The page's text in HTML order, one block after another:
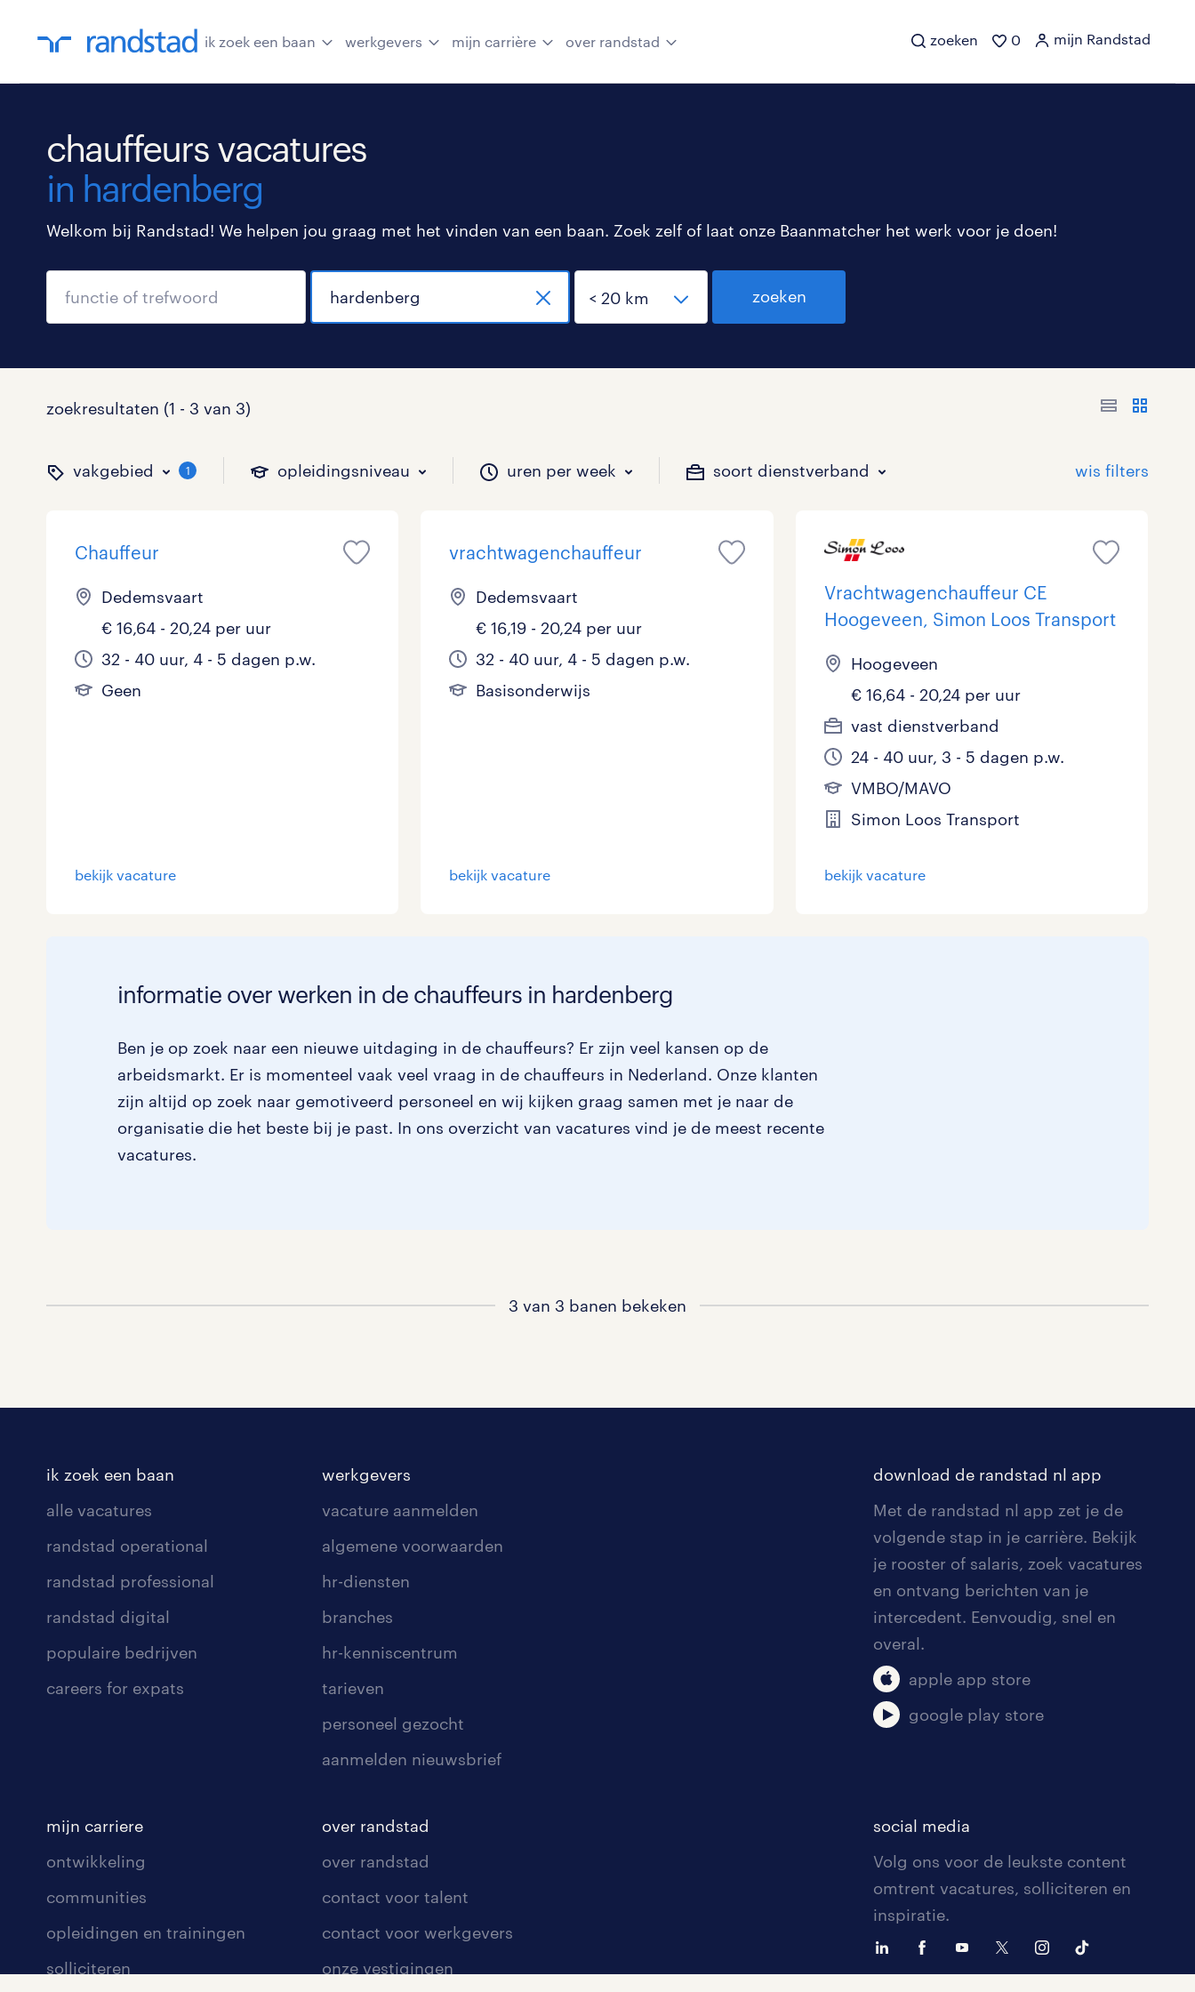
ik zoek een baan werkgevers mijn carrière over randstad zoeken 0 mijn Randstad
chauffeurs vacatures
in hardenberg
Welkom bij Randstad! We helpen jou graag met het vinden van een baan. Zoek zelf of laat onze Baanmatcher het werk voor je doen!
zoeken
zoekresultaten (1 - 3 van 3)
vakgebied 1 opleidingsniveau uren per week soort dienstverband
binnen welk vakgebied wil je werken?
Administratief Beveiliging Bouw
Callcenter / Contactcenter Chauffeurs Commercieel / Verkoop
Horeca / Catering
Juridisch
Marketing & Communicatie
Webcare Zorg / Verpleging
toon 3 resultaten
op welk niveau zoek je vacatures?
Basisonderwijs 1 Geen 1 HAVO/VWO
HBO LBO, MAVO, VMBO 0
Ondersteunend onderwijs 0
toon 3 resultaten
hoeveel uren per week wil je werken?
0 - 8 uur 0 9 - 16 uur 0 17 - 24 uur
25 - 32 uur 33 - 36 uur 0 37 - 40+ uur 0
welk soort dienstverband zou jij willen?
Detachering 0 Tijdelijk 2 Tijdelijk met uitzicht op vast
Vast
Chauffeur
Dedemsvaart
€ 16,64 - 20,24 per uur
32 - 40 uur, 4 - 5 dagen p.w.
Geen
bekijk vacature
vrachtwagenchauffeur
Dedemsvaart
€ 16,19 - 20,24 per uur
32 - 40 uur, 4 - 5 dagen p.w.
Basisonderwijs
bekijk vacature
Vrachtwagenchauffeur CE
Hoogeveen, Simon Loos Transport
Hoogeveen
€ 16,64 - 20,24 per uur
vast dienstverband
24 - 40 uur, 3 - 5 dagen p.w.
VMBO/MAVO
Simon Loos Transport
bekijk vacature
informatie over werken in de chauffeurs in hardenberg
Ben je op zoek naar een nieuwe uitdaging in de chauffeurs? Er zijn veel kansen op de
arbeidsmarkt. Er is momenteel vaak veel vraag in de chauffeurs in Nederland. Onze klanten
zijn altijd op zoek naar gemotiveerd personeel en wij kijken graag samen met je naar de
organisatie die het beste bij je past. In ons overzicht van vacatures vind je de meest recente
vacatures.
3 van 3 banen bekeken
ik zoek een baan
alle vacatures
randstad operational
randstad professional
randstad digital
populaire bedrijven
careers for expats
werkgevers
vacature aanmelden
algemene voorwaarden
hr-diensten
branches
hr-kenniscentrum
tarieven
personeel gezocht
aanmelden nieuwsbrief
mijn carriere
ontwikkeling
communities
opleidingen en trainingen
solliciteren
over randstad
over randstad
contact voor talent
contact voor werkgevers
onze vestigingen
download de randstad nl app
Met de randstad nl app zet je de
volgende stap in je carrière. Bekijk
je rooster of salaris, zoek vacatures
en ontvang berichten van je
intercedent. Eenvoudig, snel en
overal.
apple app store
google play store
social media
Volg ons voor de leukste content
omtrent vacatures, solliciteren en
inspiratie.